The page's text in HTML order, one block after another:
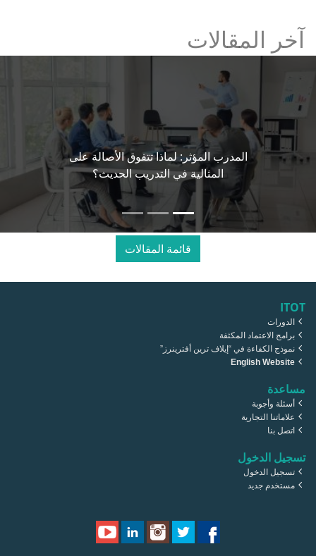
آخر المقالات
المدرب المؤثر: لماذا تتفوق الأصالة على
المثالية في التدريب الحديث؟
قائمة المقالات
ITOT
الدورات
برامج الاعتماد المكثفة
نموذج الكفاءة في “إيلاف ترين أفترينرز”
English Website
مساعدة
أسئلة وأجوبة
علاماتنا التجارية
اتصل بنا
تسجيل الدخول
تسجيل الدخول
مستخدم جديد